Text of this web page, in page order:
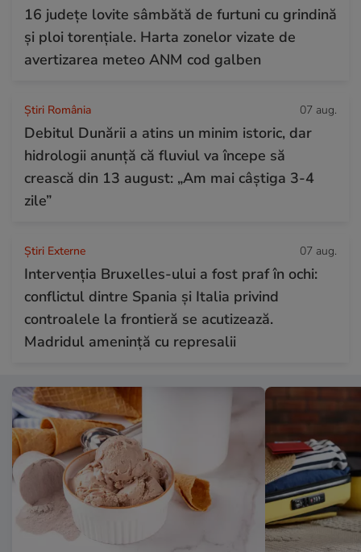
16 județe lovite sâmbătă de furtuni cu grindină
și ploi torențiale. Harta zonelor vizate de
avertizarea meteo ANM cod galben
Știri România 07 aug.
Debitul Dunării a atins un minim istoric, dar
hidrologii anunță că fluviul va începe să
crească din 13 august: „Am mai câștiga 3-4
zile”
Știri Externe 07 aug.
Intervenția Bruxelles-ului a fost praf în ochi:
conflictul dintre Spania și Italia privind
controalele la frontieră se acutizează.
Madridul amenință cu represalii